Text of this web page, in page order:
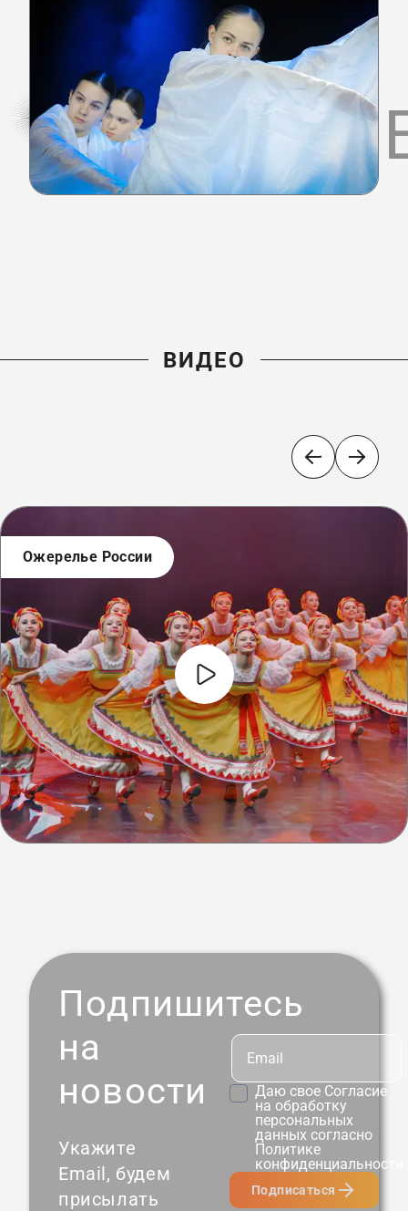
ВИДЕО
Ожерелье России
Подпишитесь
на
новости
Укажите
Email, будем
присылать
Даю свое Согласие
на обработку
персональных
данных согласно
Политике
конфиденциальности
Подписаться